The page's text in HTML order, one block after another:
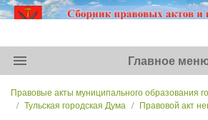
menu Главное
Правовые акты муниципального образования
Тульская городская Дума
Правовой акт